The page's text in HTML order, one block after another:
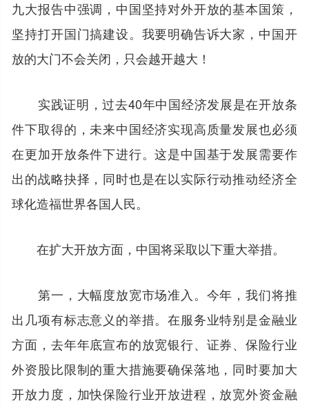
九大报告中强调，中国坚持对外开放的基本国策，
坚持打开国门搞建设。我要明确告诉大家，中国开
放的大门不会关闭，只会越开越大！
实践证明，过去40年中国经济发展是在开放条
件下取得的，未来中国经济实现高质量发展也必须
在更加开放条件下进行。这是中国基于发展需要作
出的战略抉择，同时也是在以实际行动推动经济全
球化造福世界各国人民。
在扩大开放方面，中国将采取以下重大举措。
第一，大幅度放宽市场准入。今年，我们将推
出几项有标志意义的举措。在服务业特别是金融业
方面，去年年底宣布的放宽银行、证券、保险行业
外资股比限制的重大措施要确保落地，同时要加大
开放力度，加快保险行业开放进程，放宽外资金融